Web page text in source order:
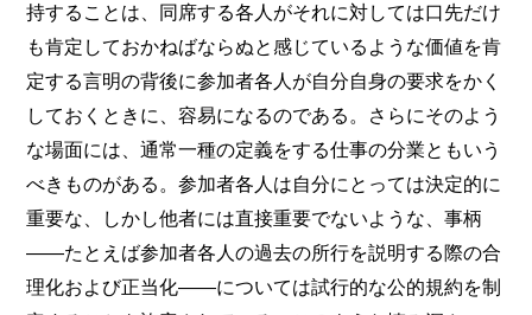
持することは、同席する各人がそれに対しては口先だけ
も肯定しておかねばならぬと感じているような価値を肯
定する言明の背後に参加者各人が自分自身の要求をかく
しておくときに、容易になるのである。さらにそのよう
な場面には、通常一種の定義をする仕事の分業ともいう
べきものがある。参加者各人は自分にとっては決定的に
重要な、しかし他者には直接重要でないような、事柄
――たとえば参加者各人の過去の所行を説明する際の合
理化および正当化――については試行的な公的規約を制